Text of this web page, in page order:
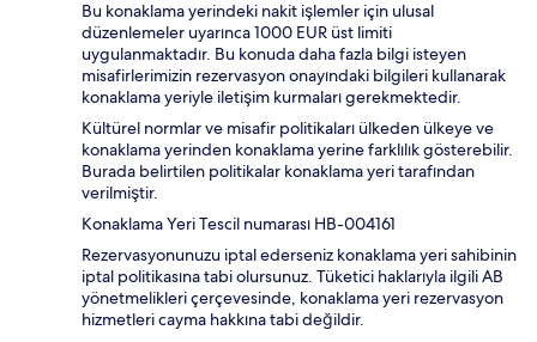
Bu konaklama yerindeki nakit işlemler için ulusal
düzenlemeler uyarınca 1000 EUR üst limiti
uygulanmaktadır. Bu konuda daha fazla bilgi isteyen
misafirlerimizin rezervasyon onayındaki bilgileri kullanarak
konaklama yeriyle iletişim kurmaları gerekmektedir.
Kültürel normlar ve misafir politikaları ülkeden ülkeye ve
konaklama yerinden konaklama yerine farklılık gösterebilir.
Burada belirtilen politikalar konaklama yeri tarafından
verilmiştir.
Konaklama Yeri Tescil numarası HB-004161
Rezervasyonunuzu iptal ederseniz konaklama yeri sahibinin
iptal politikasına tabi olursunuz. Tüketici haklarıyla ilgili AB
yönetmelikleri çerçevesinde, konaklama yeri rezervasyon
hizmetleri cayma hakkına tabi değildir.